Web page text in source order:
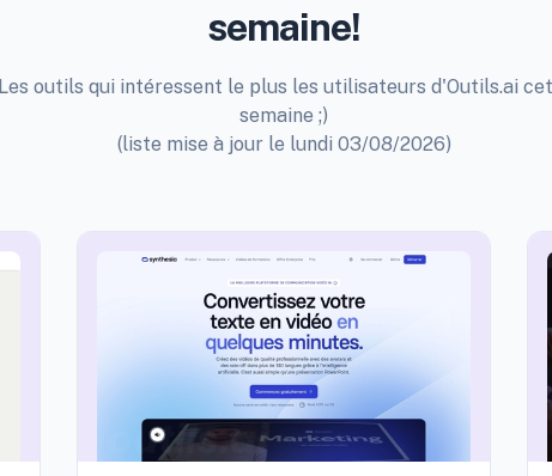
semaine!
Les outils qui intéressent le plus les utilisateurs d'Outils.ai
semaine ;)
(liste mise à jour le lundi 03/08/2026)